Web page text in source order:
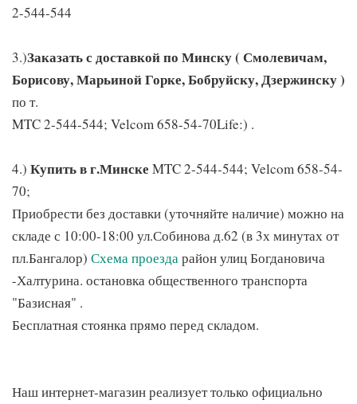
2-544-544
3.)Заказать с доставкой по Минску ( Смолевичам,
Борисову, Марьиной Горке, Бобруйску, Дзержинску )
по т.
MTC 2-544-544; Velcom 658-54-70Life:) .
4.) Купить в г.Минске MTC 2-544-544; Velcom 658-54-
70;
Приобрести без доставки (уточняйте наличие) можно на
складе с 10:00-18:00 ул.Собинова д.62 (в 3х минутах от
пл.Бангалор) Схема проездарайон улиц Богдановича
-Халтурина. остановка общественного транспорта
"Базисная" .
Бесплатная стоянка прямо перед складом.
Наш интернет-магазин реализует только официально